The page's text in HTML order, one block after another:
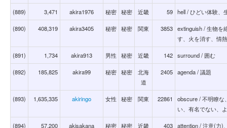
(889) 3,471 akira1976 秘密 秘密 近畿 59 hell / ひどい体験、
(890) 408,319 akira3405 秘密 秘密 関東 3853 extinguish / 生物を
す、火を消す、情
(891) 1,734 akira913 男性 秘密 近畿 142 surround / 囲む
(892) 185,825 akira99 秘密 秘密
北海
道
2405 agenda / 議題
(893) 1,635,335 akiringo 女性 秘密 関東 22861
obscure / 不明瞭な
い、有名でない、
(894) 57,200 akisakana 秘密 秘密 近畿 403 attention / 注意(力)